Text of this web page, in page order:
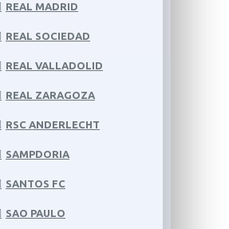
REAL MADRID
REAL SOCIEDAD
REAL VALLADOLID
REAL ZARAGOZA
RSC ANDERLECHT
SAMPDORIA
SANTOS FC
SAO PAULO